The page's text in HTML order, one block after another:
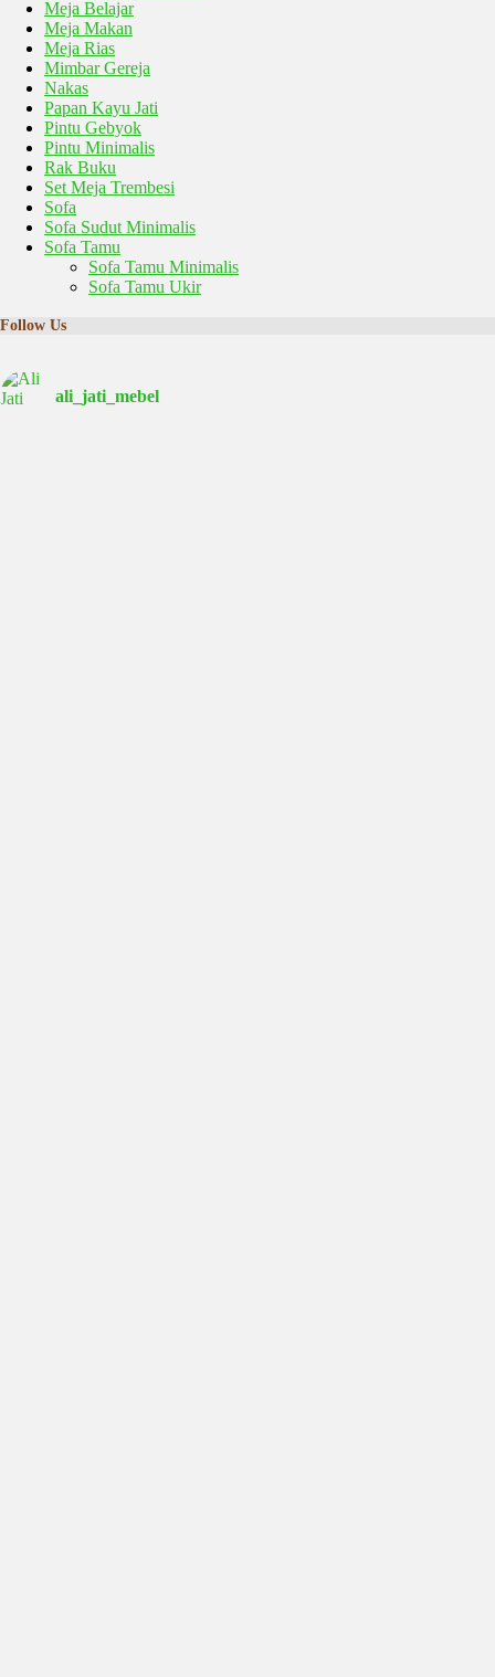
Meja Belajar
Meja Makan
Meja Rias
Mimbar Gereja
Nakas
Papan Kayu Jati
Pintu Gebyok
Pintu Minimalis
Rak Buku
Set Meja Trembesi
Sofa
Sofa Sudut Minimalis
Sofa Tamu
Sofa Tamu Minimalis
Sofa Tamu Ukir
Follow Us
ali_jati_mebel